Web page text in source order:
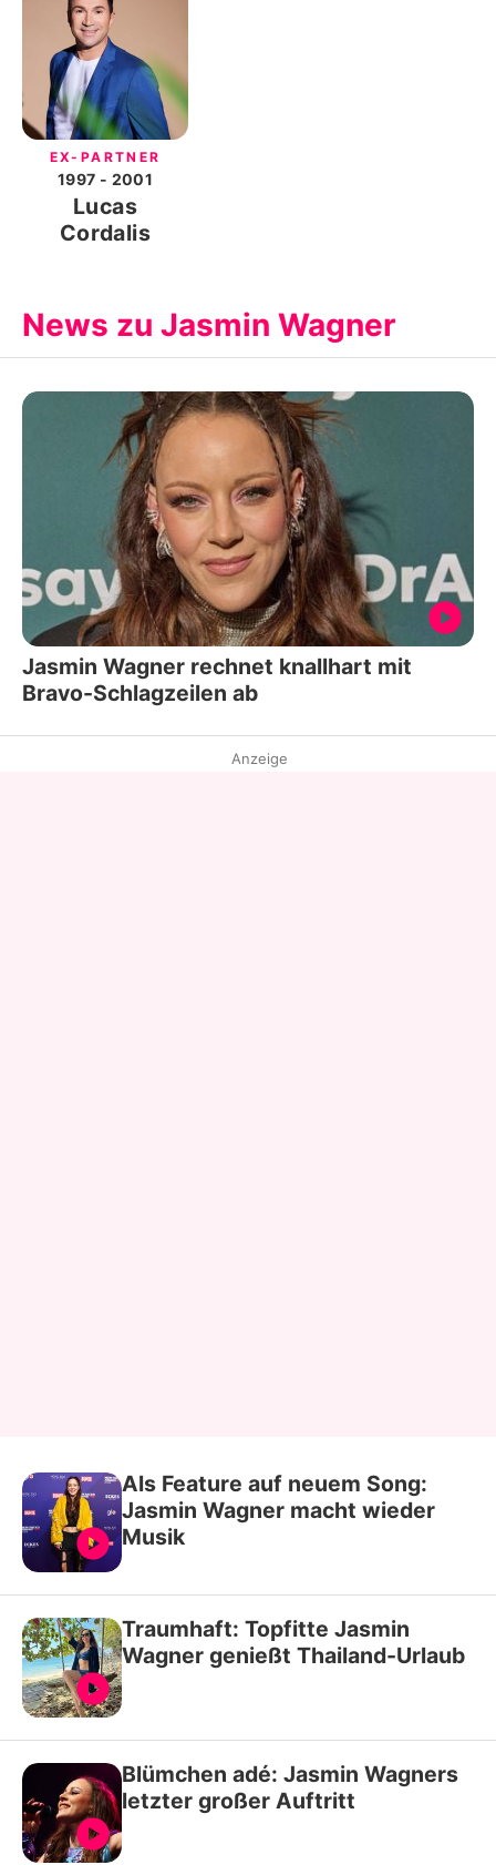
EX-PARTNER
1997 - 2001
Lucas
Cordalis
News zu Jasmin Wagner
Jasmin Wagner rechnet knallhart mit
Bravo-Schlagzeilen ab
Anzeige
Als Feature auf neuem Song:
Jasmin Wagner macht wieder
Musik
Traumhaft: Topfitte Jasmin
Wagner genießt Thailand-Urlaub
Blümchen adé: Jasmin Wagners
letzter großer Auftritt